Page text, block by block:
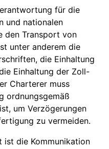
für die
und nationalen
den Transport von
unter anderem die
die Einhaltung
Einhaltung der Zoll-
Charterer muss
ordnungsgemäß
um Verzögerungen
zu vermeiden.
ist die Kommunikation